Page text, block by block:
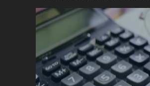
す。
この機会は、単なる事業取得
的価値を生み出す起点となるは
あなただけのビジネスストー
セカンダリーマーケット